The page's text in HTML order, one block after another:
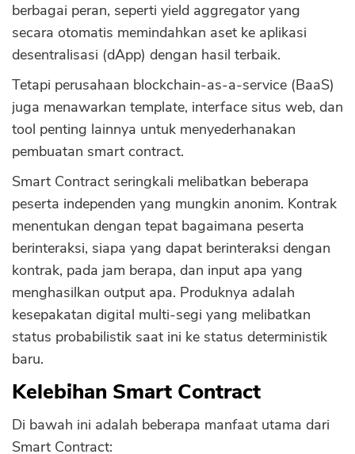
berbagai peran, seperti yield aggregator yang
secara otomatis memindahkan aset ke aplikasi
desentralisasi (dApp) dengan hasil terbaik.
Tetapi perusahaan blockchain-as-a-service (BaaS)
juga menawarkan template, interface situs web, dan
tool penting lainnya untuk menyederhanakan
pembuatan smart contract.
Smart Contract seringkali melibatkan beberapa
peserta independen yang mungkin anonim. Kontrak
menentukan dengan tepat bagaimana peserta
berinteraksi, siapa yang dapat berinteraksi dengan
kontrak, pada jam berapa, dan input apa yang
menghasilkan output apa. Produknya adalah
kesepakatan digital multi-segi yang melibatkan
status probabilistik saat ini ke status deterministik
baru.
Kelebihan Smart Contract
Di bawah ini adalah beberapa manfaat utama dari
Smart Contract: